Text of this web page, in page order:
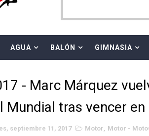
de Europa de natación
Open 2026
AGUA BALÓN GIMNASIA
- Marc Márquez
Mundial tras vencer en
septiembre 11, 2017 Motor, Motor -